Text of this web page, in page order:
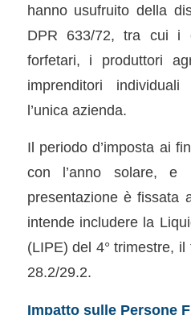
hanno usufruito della
DPR 633/72, tra cui i
forfetari, i produttori
imprenditori
l’unica azienda.
Il periodo d’imposta ai
con l’anno solare,
presentazione è fissata
intende includere la
(LIPE) del 4° trimestre,
28.2/29.2.
Impatto sulle Persone